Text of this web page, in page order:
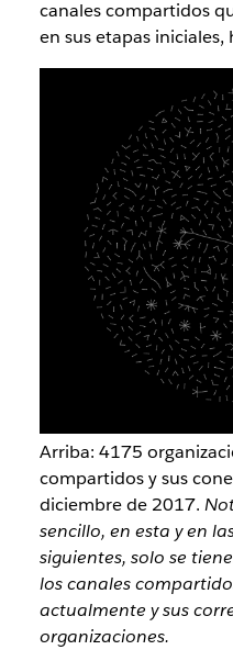
canales compartidos
en sus etapas
Arriba: 4175
compartidos y sus
diciembre de 2017.
sencillo, en esta y en
siguientes, solo se
los canales
actualmente y sus
organizaciones.